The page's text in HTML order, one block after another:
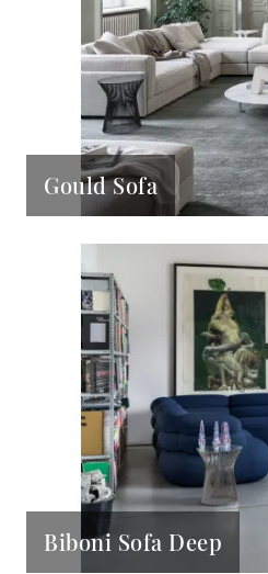
Gould Sofa
Biboni Sofa Deep